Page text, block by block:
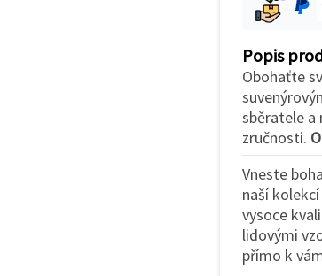
Popis
Obohaťte
sběratele a
zručnosti.
Vneste
naší
vysoce
lidovými
přímo k